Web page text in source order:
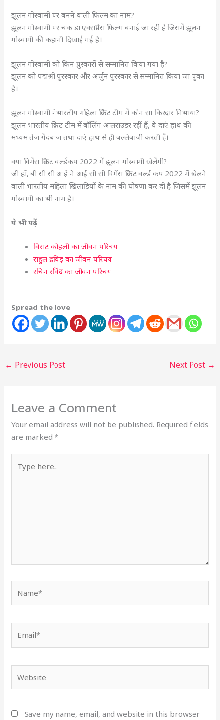
झूलन गोस्वामी पर बनने वाली फिल्म का नाम?
झूलन गोस्वामी पर चक डा एक्सप्रेस फिल्म बनाई जा रही है जिसमें झूलन
गोस्वामी की कहानी दिखाई गई है।
झूलन गोस्वामी को किन प्रुस्कारों से सम्मानित किया गया है?
झूलन को पद्मश्री पुरस्कार और अर्जुन पुरस्कार से सम्मानित किया जा चुका
है।
झूलन गोस्वामी नेभारतीय महिला क्रिकेट टीम में कौन सा किरदार निभाया?
झूलन भारतीय क्रिकेट टीम में बॉलिंग आलराउंडर रहीं हैं, वे दाएं हाथ की
मध्यम तेज़ गेंदबाज़ तथा दाएं हाथ से ही बल्लेबाज़ी करती हैं।
क्या विमेंस क्रिकेट वर्ल्डकप 2022 में झूलन गोस्वामी खेलेंगी?
जी हाँ, बी सी सी आई ने आई सी सी विमेंस क्रिकेट वर्ल्ड कप 2022 में खेलने
वाली भारतीय महिला खिलाडियों के नाम की घोषणा कर दी है जिसमें झूलन
गोस्वामी का भी नाम है।
ये भी पढ़ें
विराट कोहली का जीवन परिचय
राहुल द्रविड़ का जीवन परिचय
रचिन रविंद्र का जीवन परिचय
Spread the love
← Previous Post Next Post →
Leave a Comment
Your email address will not be published. Required fields
are marked*
here..
Save my name, email, and website in this browser